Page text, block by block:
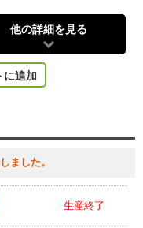
他の詳細を見る
に追加
ました。
生産終了